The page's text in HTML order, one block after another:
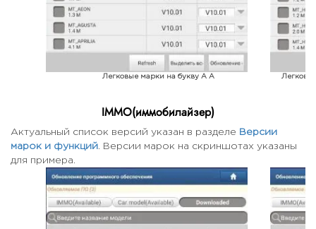
Легковые марки на букву A A
IMMO(иммобилайзер)
Актуальный список версий указан в разделе Версии
марок и функций . Версии марок на скриншотах указаны
для примера.